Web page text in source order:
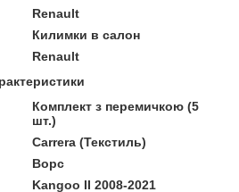
Renault
Килимки в салон
Renault
Комплект з перемичкою (5
шт.)
Carrera (Текстиль)
Ворс
Kangoo II 2008-2021